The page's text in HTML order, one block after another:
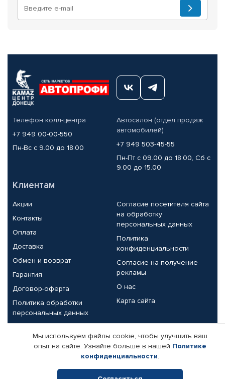
Телефон колл-центра
+7 949 00-00-550
Пн-Вс с 9.00 до 18.00
Автосалон (отдел продаж
автомобилей)
+7 949 503-45-55
Пн-Пт с 09.00 до 18.00, Сб с
9.00 до 15.00
Клиентам
Акции
Контакты
Оплата
Доставка
Обмен и возврат
Гарантия
Договор-оферта
Политика обработки
персональных данных
Согласие посетителя сайта
на обработку
персональных данных
Политика
конфиденциальности
Согласие на получение
рекламы
О нас
Карта сайта
Партнерам
Корпоративным клиентам
Поставщикам
Реквизиты компании
Мы используем файлы cookie, чтобы улучшить ваш
опыт на сайте. Узнайте больше в нашей Политике
конфиденциальности.